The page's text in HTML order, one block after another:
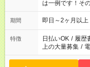
は一例です！そ
期間 即日～2ヶ月以
特徴 日払いOK / 履歴
上の大量募集 /